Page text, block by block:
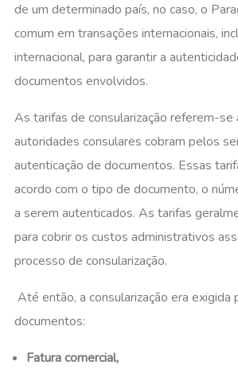
de um determinado país, no caso, o
comum em transações internacionais,
internacional, para garantir a
documentos envolvidos.
As tarifas de consularização referem-se
autoridades consulares cobram pelos
autenticação de documentos. Essas
acordo com o tipo de documento, o
a serem autenticados. As tarifas
para cobrir os custos administrativos
processo de consularização.
Até então, a consularização era exigida
documentos:
Fatura comercial,